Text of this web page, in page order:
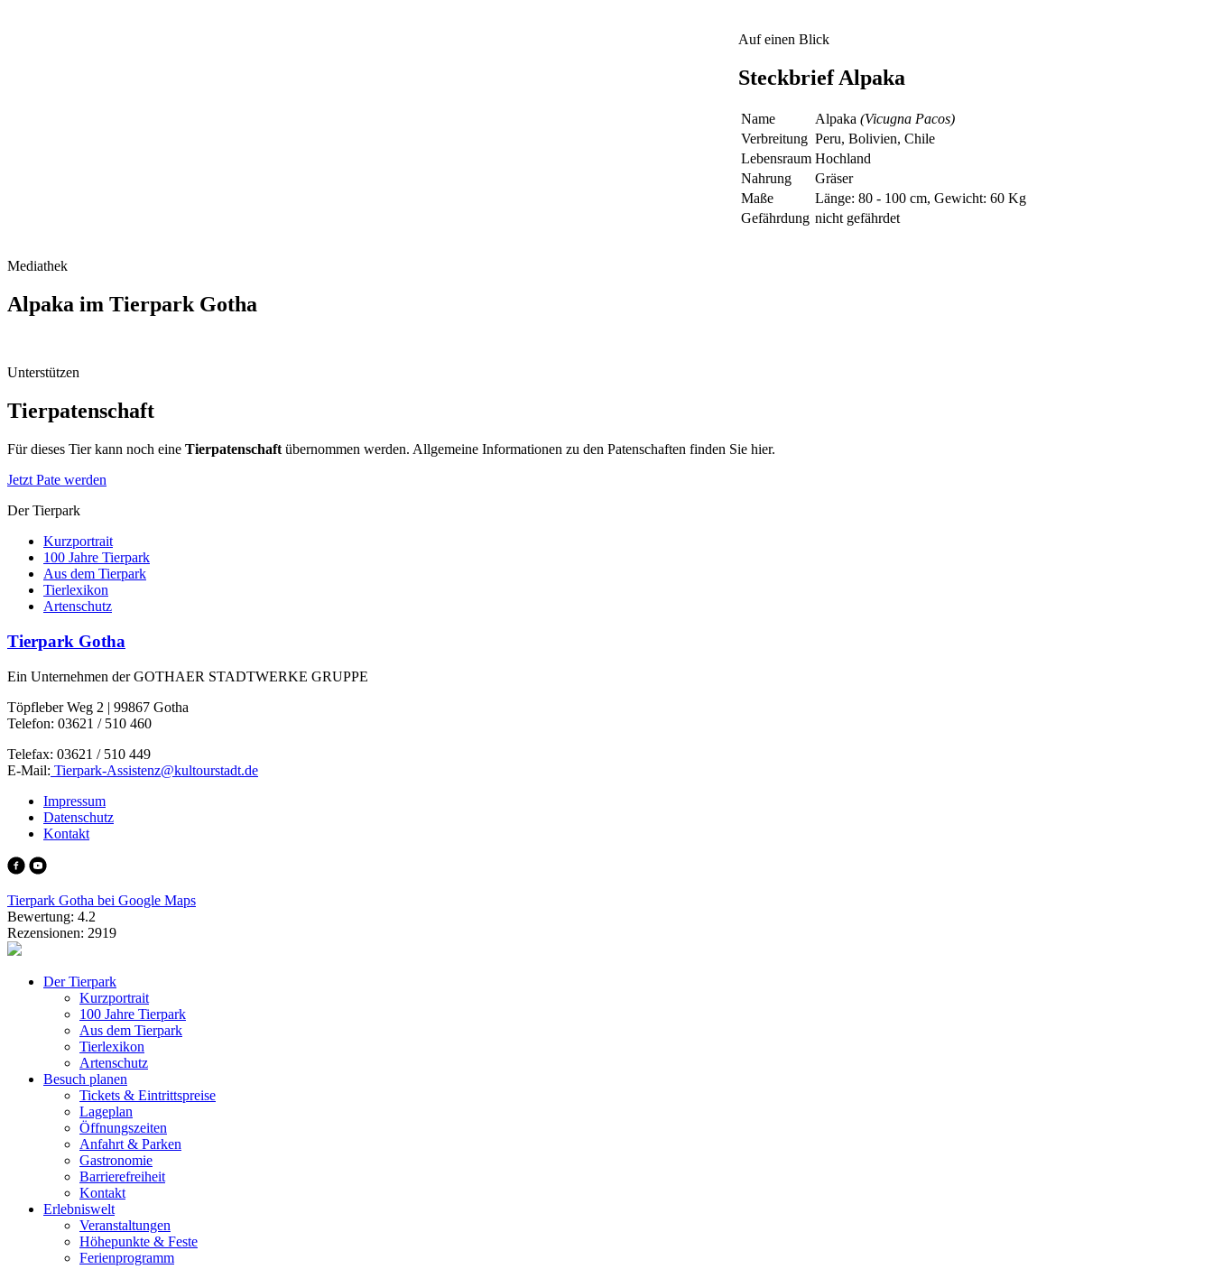
Auf einen Blick
Steckbrief Alpaka
Name Alpaka (Vicugna Pacos)
Verbreitung Peru, Bolivien, Chile
Lebensraum Hochland
Nahrung
Gräser
Maße
Länge: 80 - 100 cm, Gewicht: 60 Kg
Gefährdung nicht gefährdet
Mediathek
Alpaka im Tierpark Gotha
Unterstützen
Tierpatenschaft
Für dieses Tier kann noch eine Tierpatenschaft übernommen werden. Allgemeine Informationen zu den Patenschaften finden Sie hier.
Jetzt Pate werden
Der Tierpark
Kurzportrait
100 Jahre Tierpark
Aus dem Tierpark
Tierlexikon
Artenschutz
Tierpark Gotha
Ein Unternehmen der GOTHAER STADTWERKE GRUPPE
Töpfleber Weg 2 | 99867 Gotha
Telefon: 03621 / 510 460
Telefax: 03621 / 510 449
E-Mail: Tierpark-Assistenz@kultourstadt.de
Impressum
Datenschutz
Kontakt
Tierpark Gotha bei Google Maps
Bewertung: 4.2
Rezensionen: 2919
Der Tierpark
Kurzportrait
100 Jahre Tierpark
Aus dem Tierpark
Tierlexikon
Artenschutz
Besuch planen
Tickets & Eintrittspreise
Lageplan
Öffnungszeiten
Anfahrt & Parken
Gastronomie
Barrierefreiheit
Kontakt
Erlebniswelt
Veranstaltungen
Höhepunkte & Feste
Ferienprogramm